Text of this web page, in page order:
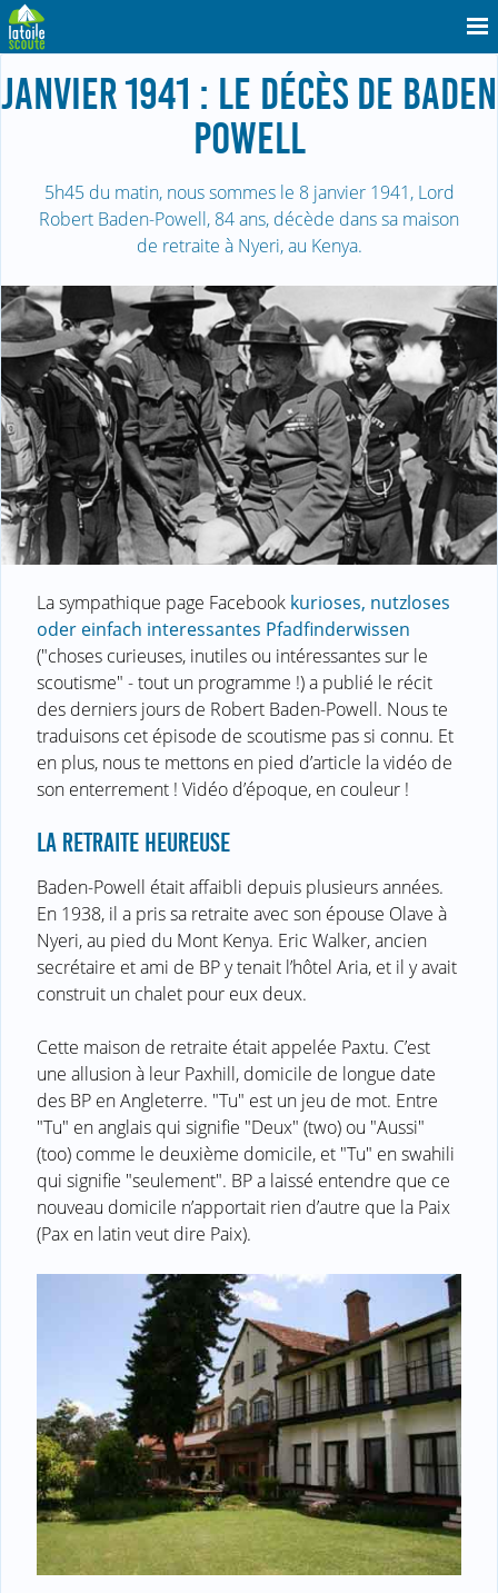
JANVIER 1941 : LE DÉCÈS DE BADEN
POWELL
5h45 du matin, nous sommes le 8 janvier 1941, Lord
Robert Baden-Powell, 84 ans, décède dans sa maison
de retraite à Nyeri, au Kenya.
La sympathique page Facebook kurioses, nutzloses
oder einfach interessantes Pfadfinderwissen
("choses curieuses, inutiles ou intéressantes sur le
scoutisme" - tout un programme !) a publié le récit
des derniers jours de Robert Baden-Powell. Nous te
traduisons cet épisode de scoutisme pas si connu. Et
en plus, nous te mettons en pied d’article la vidéo de
son enterrement ! Vidéo d’époque, en couleur !
LA RETRAITE HEUREUSE
Baden-Powell était affaibli depuis plusieurs années.
En 1938, il a pris sa retraite avec son épouse Olave à
Nyeri, au pied du Mont Kenya. Eric Walker, ancien
secrétaire et ami de BP y tenait l’hôtel Aria, et il y avait
construit un chalet pour eux deux.
Cette maison de retraite était appelée Paxtu. C’est
une allusion à leur Paxhill, domicile de longue date
des BP en Angleterre. "Tu" est un jeu de mot. Entre
"Tu" en anglais qui signifie "Deux" (two) ou "Aussi"
(too) comme le deuxième domicile, et "Tu" en swahili
qui signifie "seulement". BP a laissé entendre que ce
nouveau domicile n’apportait rien d’autre que la Paix
(Pax en latin veut dire Paix).